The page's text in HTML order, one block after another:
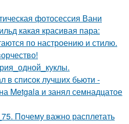
фотосессия Вани
какая красивая пара:
по настроению и стилю.
в список лучших бьюти -
Metgala и занял семнадцатое
Почему важно расплетать